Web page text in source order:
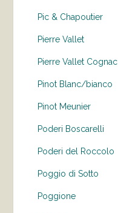
Pic & Chapoutier
Pierre Vallet
Pierre Vallet Cognac
Pinot Blanc/bianco
Pinot Meunier
Poderi Boscarelli
Poderi del Roccolo
Poggio di Sotto
Poggione